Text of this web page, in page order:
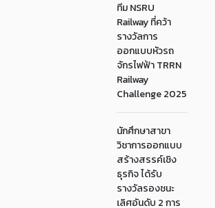
ทีม NSRU
Railway ที่คว้า
รางวัลการ
ออกแบบหัวรถ
จักรไฟฟ้า TRRN
Railway
Challenge 2025
นักศึกษาสาขา
วิชาการออกแบบ
สร้างสรรค์เชิง
ธุรกิจ ได้รับ
รางวัลรองชนะ
เลิศอันดับ 2 การ